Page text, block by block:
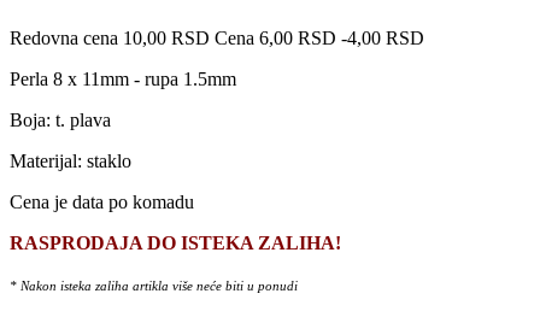
Redovna cena 10,00 RSD Cena 6,00 RSD -4,00 RSD
Perla 8 x 11mm - rupa 1.5mm
Boja: t. plava
Materijal: staklo
Cena je data po komadu
RASPRODAJA DO ISTEKA ZALIHA!
* Nakon isteka zaliha artikla više neće biti u ponudi